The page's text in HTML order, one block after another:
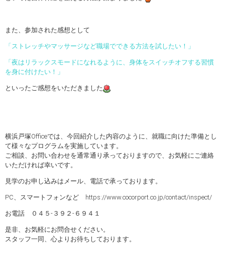
また、参加された感想として
「ストレッチやマッサージなど職場でできる方法を試したい！」
「夜はリラックスモードになれるように、身体をスイッチオフする習慣
を身に付けたい！」
といったご感想をいただきました
横浜戸塚Officeでは、今回紹介した内容のように、就職に向けた準備とし
て様々なプログラムを実施しています。
ご相談、お問い合わせを通常通り承っておりますので、お気軽にご連絡
いただければ幸いです。
見学のお申し込みはメール、電話で承っております。
PC、スマートフォンなど https://www.cocorport.co.jp/contact/inspect/
お電話 ０４５-３９２-６９４１
是非、お気軽にお問合せください。
スタッフ一同、心よりお待ちしております。